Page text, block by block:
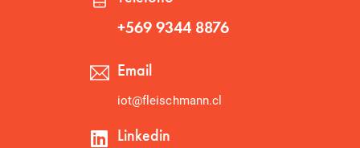
+569 9344 8876
Email
iot@fleischmann.cl
Linkedin